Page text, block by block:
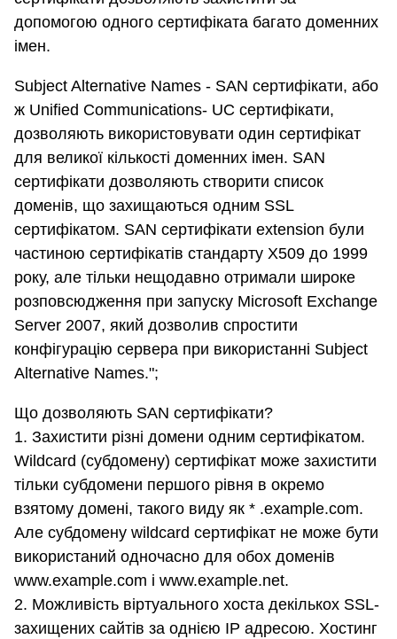
допомогою одного сертифіката багато доменних
імен.
Subject Alternative Names - SAN сертифікати, або
ж Unified Communications- UC сертифікати,
дозволяють використовувати один сертифікат
для великої кількості доменних імен. SAN
сертифікати дозволяють створити список
доменів, що захищаються одним SSL
сертифікатом. SAN сертифікати extension були
частиною сертифікатів стандарту X509 до 1999
року, але тільки нещодавно отримали широке
розповсюдження при запуску Microsoft Exchange
Server 2007, який дозволив спростити
конфігурацію сервера при використанні Subject
Alternative Names.";
Що дозволяють SAN сертифікати?
1. Захистити різні домени одним сертифікатом.
Wildcard (субдомену) сертифікат може захистити
тільки субдомени першого рівня в окремо
взятому домені, такого виду як * .example.com.
Але субдомену wildcard сертифікат не може бути
використаний одночасно для обох доменів
www.example.com і www.example.net.
2. Можливість віртуального хоста декількох SSL-
захищених сайтів за однією IP адресою. Хостинг